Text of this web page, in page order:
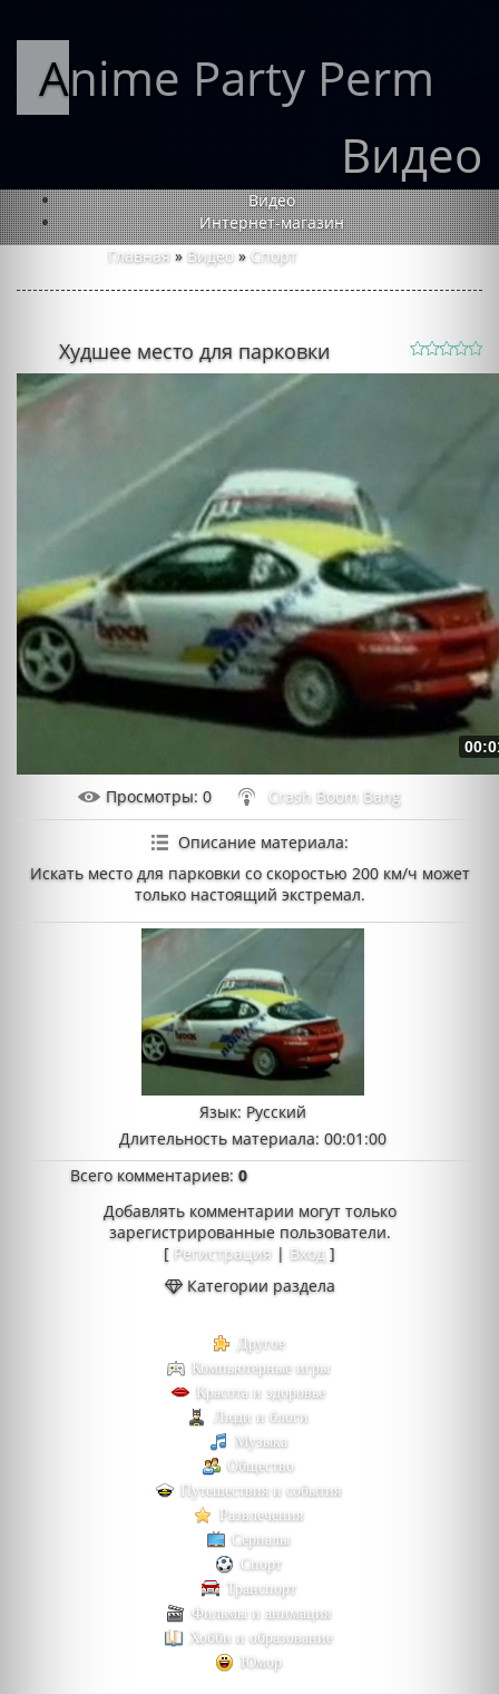
Anime Party Perm
Видео
Видео
Интернет-магазин
Главная » Видео » Спорт
Худшее место для парковки
Просмотры: 0 Crash Boom Bang
Описание материала:
Искать место для парковки со скоростью 200 км/ч может
только настоящий экстремал.
Язык: Русский
Длительность материала: 00:01:00
Всего комментариев:0
Добавлять комментарии могут только
зарегистрированные пользователи.
[ Регистрация | Вход ]
Категории раздела
Другое
Компьютерные игры
Красота и здоровье
Люди и блоги
Музыка
Общество
Путешествия и события
Развлечения
Сериалы
Спорт
Транспорт
Фильмы и анимация
Хобби и образование
Юмор